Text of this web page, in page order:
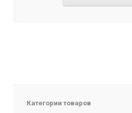
Категории товаров